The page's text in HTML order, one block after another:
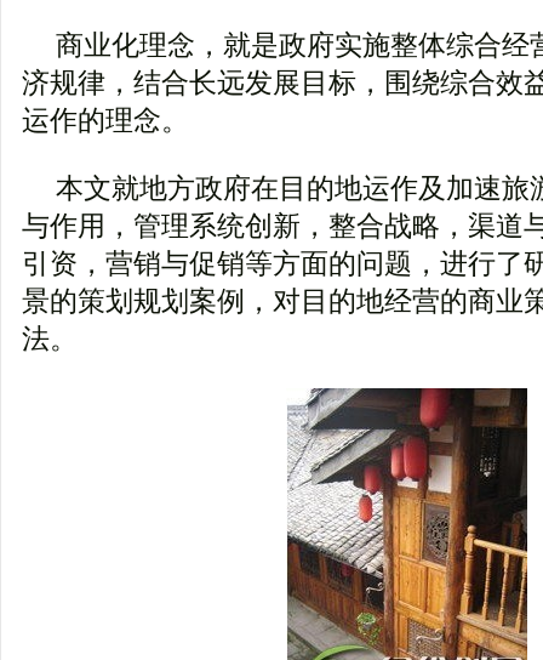
商业化理念，就是政府实施整体综合经
济规律，结合长远发展目标，围绕综合效
运作的理念。
本文就地方政府在目的地运作及加速旅
与作用，管理系统创新，整合战略，渠道
引资，营销与促销等方面的问题，进行了
景的策划规划案例，对目的地经营的商业
法。